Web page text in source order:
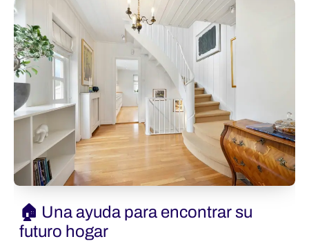
🏠 Una ayuda para encontrar su
futuro hogar